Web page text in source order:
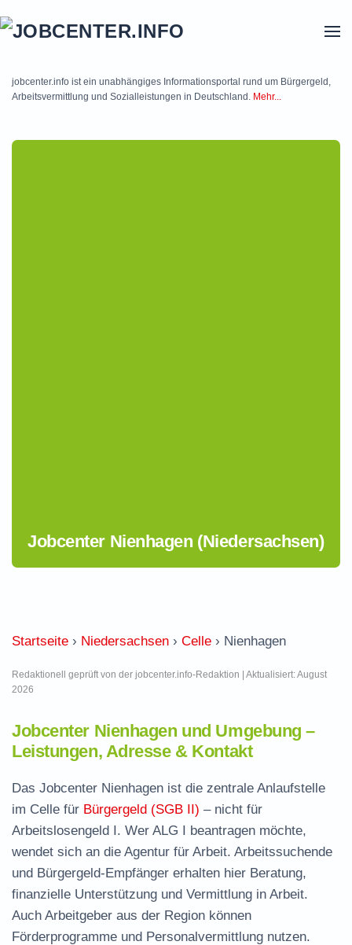
jobcenter.info ist ein unabhängiges Informationsportal rund um Bürgergeld,
Arbeitsvermittlung und Sozialleistungen in Deutschland. Mehr...
Jobcenter Nienhagen (Niedersachsen)
Startseite › Niedersachsen › Celle › Nienhagen
Redaktionell geprüft von der jobcenter.info-Redaktion | Aktualisiert: August
2026
Jobcenter Nienhagen und Umgebung –
Leistungen, Adresse & Kontakt
Das Jobcenter Nienhagen ist die zentrale Anlaufstelle
im Celle für Bürgergeld (SGB II) – nicht für
Arbeitslosengeld I. Wer ALG I beantragen möchte,
wendet sich an die Agentur für Arbeit. Arbeitssuchende
und Bürgergeld-Empfänger erhalten hier Beratung,
finanzielle Unterstützung und Vermittlung in Arbeit.
Auch Arbeitgeber aus der Region können
Förderprogramme und Personalvermittlung nutzen.